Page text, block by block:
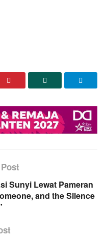
Sunyi Lewat Pameran
and the Silence